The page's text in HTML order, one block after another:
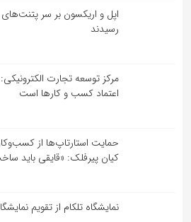
اپل و اریکسون بر سر
رسیدند
مرکز توسعه تجارت الکترونیکی:
اعتماد کسب و کارها است
حمایت استارتاپ‌ها از
کیان پیرفلک: «قایقی باید
نمایشگاه تلکام از تقویم